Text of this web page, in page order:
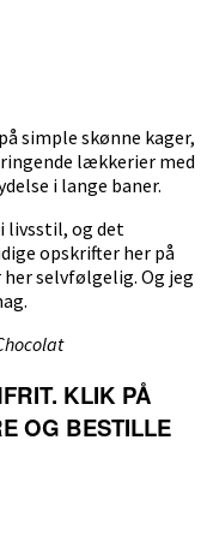
simple skønne kager,
lækkerier med
i lange baner.
livsstil, og det
opskrifter her på
selvfølgelig. Og jeg
KLIK PÅ
OG BESTILLE